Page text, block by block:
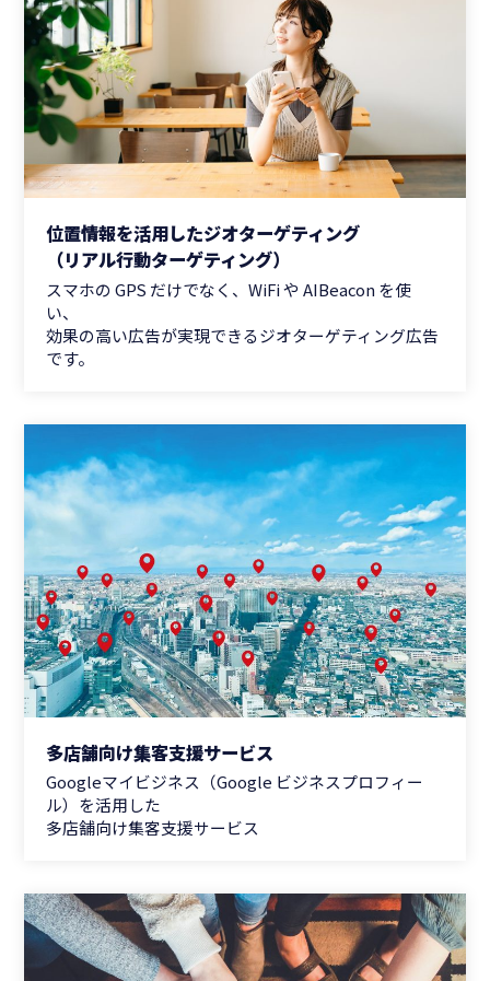
位置情報を活用したジオターゲティング
（リアル行動ターゲティング）
スマホの GPS だけでなく、WiFi や AIBeacon を使
い、
効果の高い広告が実現できるジオターゲティング広告
です。
多店舗向け集客支援サービス
Googleマイビジネス（Google ビジネスプロフィー
ル）を活用した
多店舗向け集客支援サービス